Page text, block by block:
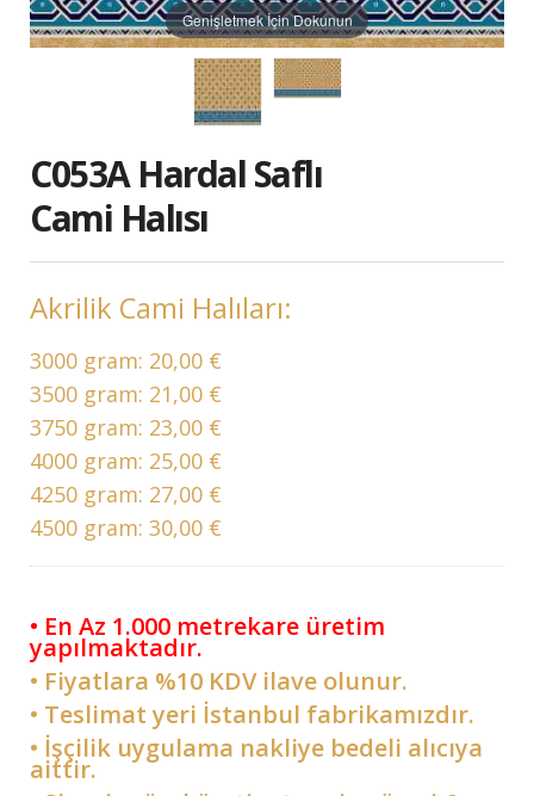
Genişletmek İçin Dokunun
C053A Hardal Saflı
Cami Halısı
Akrilik Cami Halıları:
3000 gram: 20,00 €
3500 gram: 21,00 €
3750 gram: 23,00 €
4000 gram: 25,00 €
4250 gram: 27,00 €
4500 gram: 30,00 €
• En Az 1.000 metrekare üretim
yapılmaktadır.
• Fiyatlara %10 KDV ilave olunur.
• Teslimat yeri İstanbul fabrikamızdır.
• İşçilik uygulama nakliye bedeli alıcıya
aittir.